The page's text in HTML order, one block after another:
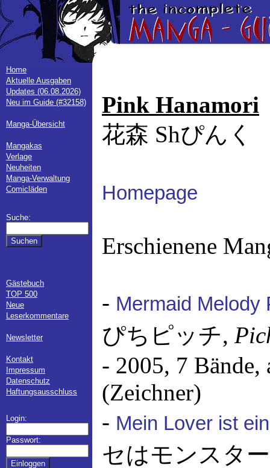
Home
Aktuelle Ausgaben
Updates (06.08.2026)
Neu im Guide (#32158)
Manga-Übersicht
Mangakas
Verlage
Neuheiten
Manga-Verwaltung
Comicläden
Suche:
Gästebuch
TOP 500
Neue
Leserkommentare
Newsletter
Kontakt
Impressum
Datenschutz
Haftungsausschluss
Login:
Passwort:
Pink Hanamori
花森 Shぴんく
Homepage
Erschienene
- Mermaid Melody
ぴちピッチ,
- 2005, 7
(Zeichner)
- Mein Lover ist
セはモンスタ